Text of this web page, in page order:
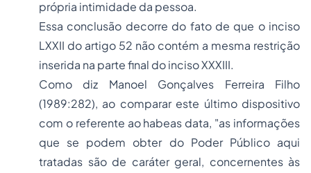
própria intimidade da pessoa.
Essa conclusão decorre do fato de que o inciso
LXXII do artigo 52 não contém a mesma restrição
inserida na parte final do inciso XXXIII.
Como diz Manoel Gonçalves Ferreira Filho
(1989:282), ao comparar este último dispositivo
com o referente ao habeas data, "as informações
que se podem obter do Poder Público aqui
tratadas são de caráter geral, concernentes às